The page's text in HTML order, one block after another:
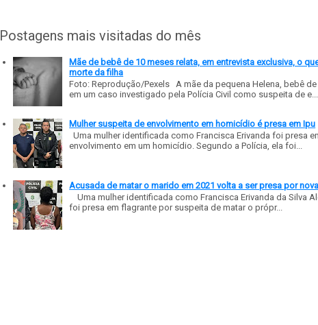
Postagens mais visitadas do mês
Mãe de bebê de 10 meses relata, em entrevista exclusiva, o
morte da filha
Foto: Reprodução/Pexels A mãe da pequena Helena, bebê
em um caso investigado pela Polícia Civil como suspeita de e...
Mulher suspeita de envolvimento em homicídio é presa em Ipu
Uma mulher identificada como Francisca Erivanda foi presa
envolvimento em um homicídio. Segundo a Polícia, ela foi...
Acusada de matar o marido em 2021 volta a ser presa por
Uma mulher identificada como Francisca Erivanda da Silva
foi presa em flagrante por suspeita de matar o própr...